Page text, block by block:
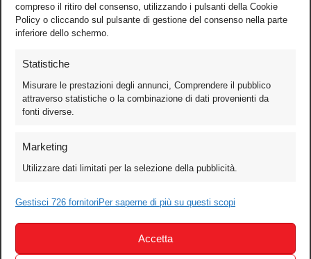
compreso il ritiro del consenso, utilizzando i pulsanti della Cookie
Policy o cliccando sul pulsante di gestione del consenso nella parte
inferiore dello schermo.
Statistiche
Misurare le prestazioni degli annunci, Comprendere il pubblico
attraverso statistiche o la combinazione di dati provenienti da
fonti diverse.
Marketing
Utilizzare dati limitati per la selezione della pubblicità.
Gestisci 726 fornitori Per saperne di più su questi scopi
Accetta
Games
Test